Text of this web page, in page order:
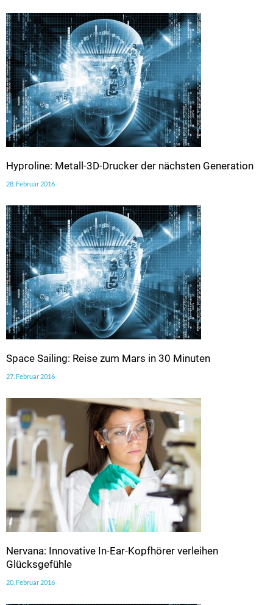
Hyproline: Metall-3D-Drucker der nächsten Generation
28. Februar 2016
Space Sailing: Reise zum Mars in 30 Minuten
27. Februar 2016
Nervana: Innovative In-Ear-Kopfhörer verleihen
Glücksgefühle
20. Februar 2016